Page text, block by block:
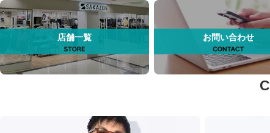
店舗一覧 お問い合わせ